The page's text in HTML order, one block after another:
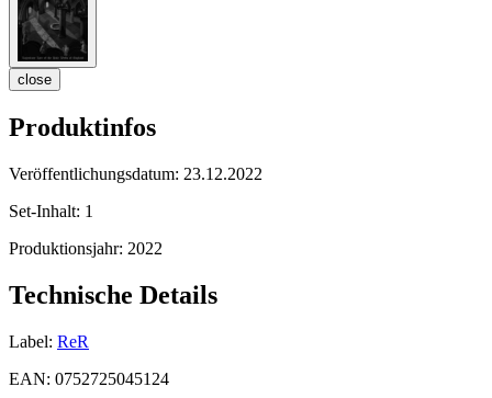
close
Produktinfos
Veröffentlichungsdatum: 23.12.2022
Set-Inhalt: 1
Produktionsjahr: 2022
Technische Details
Label: ReR
EAN: 0752725045124